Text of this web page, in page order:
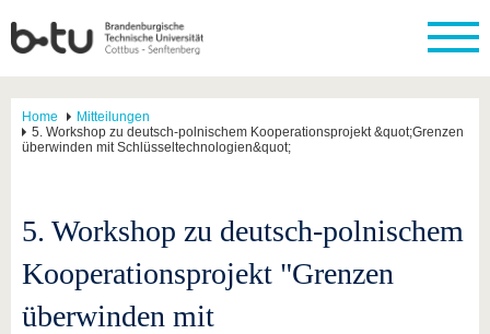
Home
Mitteilungen
5. Workshop zu deutsch-polnischem Kooperationsprojekt &quot;Grenzen
überwinden mit Schlüsseltechnologien&quot;
5. Workshop zu deutsch-polnischem
Kooperationsprojekt "Grenzen
überwinden mit